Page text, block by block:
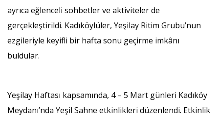
ayrıca eğlenceli sohbetler ve aktiviteler de
gerçekleştirildi. Kadıköylüler, Yeşilay Ritim Grubu’nun
ezgileriyle keyifli bir hafta sonu geçirme imkânı
buldular.
Yeşilay Haftası kapsamında, 4 – 5 Mart günleri Kadıköy
Meydanı’nda Yeşil Sahne etkinlikleri düzenlendi. Etkinlik